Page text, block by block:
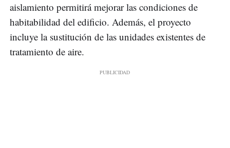
aislamiento permitirá mejorar las condiciones de
habitabilidad del edificio. Además, el proyecto
incluye la sustitución de las unidades existentes de
tratamiento de aire.